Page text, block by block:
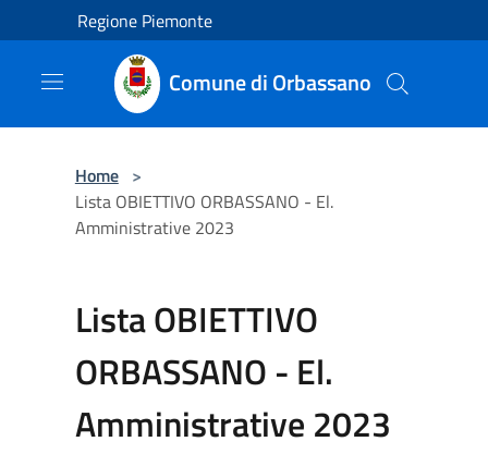
Salta al contenuto principale
Regione Piemonte
Comune di Orbassano
Home >
Lista OBIETTIVO ORBASSANO - El.
Amministrative 2023
Lista OBIETTIVO
ORBASSANO - El.
Amministrative 2023